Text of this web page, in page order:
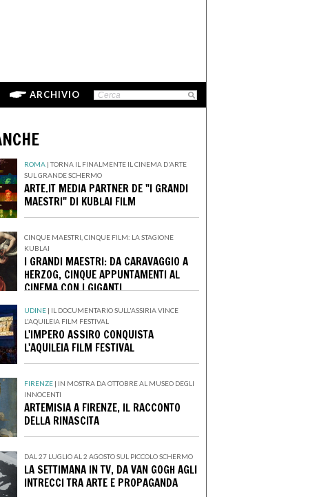
ARCHIVIO
ROMA |TORNA IL FINALMENTE IL CINEMA D'ARTE
SUL GRANDE SCHERMO
ARTE.IT MEDIA PARTNER DE "I GRANDI
MAESTRI" DI KUBLAI FILM
CINQUE MAESTRI, CINQUE FILM: LA STAGIONE
KUBLAI
I GRANDI MAESTRI: DA CARAVAGGIO A
HERZOG, CINQUE APPUNTAMENTI AL
CINEMA CON I GIGANTI
UDINE | IL DOCUMENTARIO SULL'ASSIRIA VINCE
L'AQUILEIA FILM FESTIVAL
L'IMPERO ASSIRO CONQUISTA
L'AQUILEIA FILM FESTIVAL
FIRENZE | IN MOSTRA DA OTTOBRE AL MUSEO DEGLI
INNOCENTI
ARTEMISIA A FIRENZE, IL RACCONTO
DELLA RINASCITA
DAL 27 LUGLIO AL 2 AGOSTO SUL PICCOLO SCHERMO
LA SETTIMANA IN TV, DA VAN GOGH AGLI
INTRECCI TRA ARTE E PROPAGANDA